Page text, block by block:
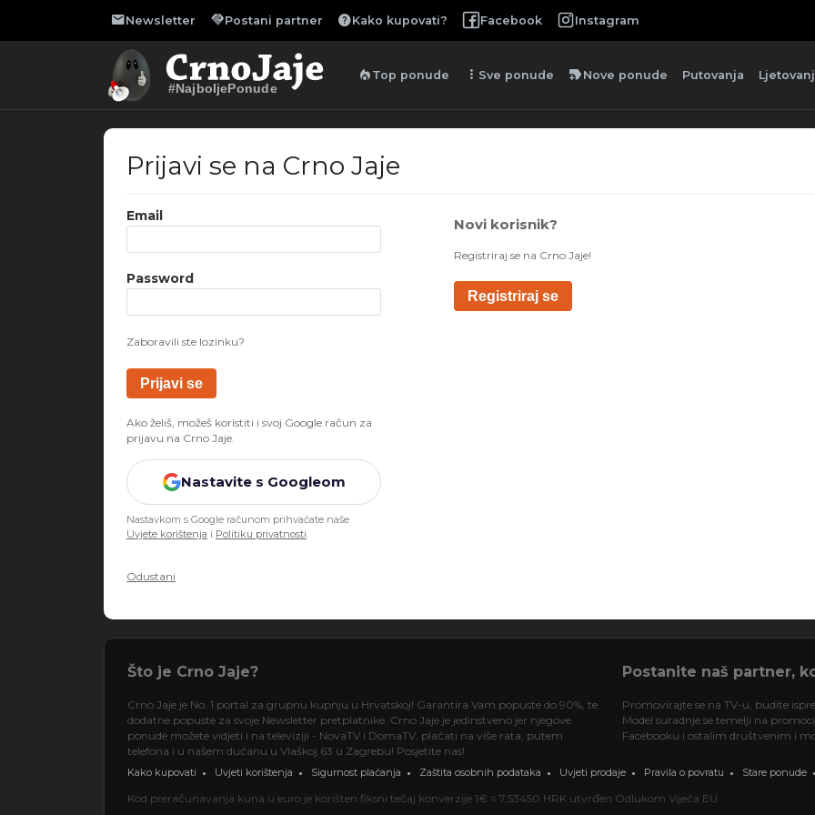
mailNewsletter handshakePostani partner helpKako kupovati? Facebook Instagram
#NajboljePonude
local_fire_department Top ponude more_vert Sve ponude new_label Nove ponude Putovanja
Prijavi se na Crno Jaje
Novi korisnik?
Registriraj se na Crno Jaje!
Registriraj se
Email
Password
Zaboravili ste lozinku?
Ako želiš, možeš koristiti i svoj Google račun za
prijavu na Crno Jaje.
Nastavite s Googleom
Nastavkom s Google računom prihvaćate naše
Uvjete korištenja i Politiku privatnosti
Odustani
Što je Crno Jaje?
Crno Jaje je No. 1 portal za grupnu kupnju u Hrvatskoj! Garantira Vam popuste do 90%, te
dodatne popuste za svoje Newsletter pretplatnike. Crno Jaje je jedinstveno jer njegove
ponude možete vidjeti i na televiziji - NovaTV i DomaTV, plaćati na više rata, putem
telefona i u našem dućanu u Vlaškoj 63 u Zagrebu! Posjetite nas!
Postanite naš partner,
Promovirajte se na TV-u, budite
Model suradnje se temelji na
Facebooku i ostalim društvenim i
Kako kupovati Uvjeti korištenja Sigurnost plaćanja Zaštita osobnih podataka Uvjeti prodaje Pravila o povratu Stare ponude
Kod preračunavanja kuna u euro je korišten fiksni tečaj konverzije 1€ = 7,53450 HRK utvrđen Odlukom Vijeća EU